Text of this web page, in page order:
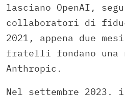
lasciano OpenAI,
collaboratori di
2021, appena due
fratelli fondano una
Anthropic.
Nel settembre